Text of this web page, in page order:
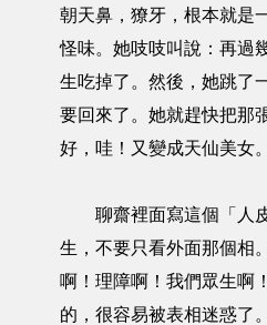
朝天鼻，獠牙，根本就是
怪味。她吱吱叫說：再過
生吃掉了。然後，她跳了
要回來了。她就趕快把那
好，哇！又變成天仙美女。
聊齋裡面寫這個「人皮
生，不要只看外面那個相
啊！理障啊！我們眾生啊
的，很容易被表相迷惑了